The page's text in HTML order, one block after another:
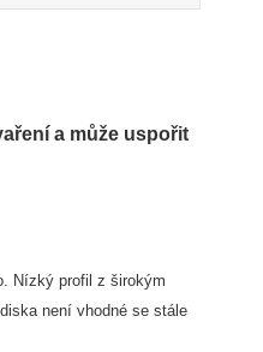
a může uspořit
Nízký profil z širokým
není vhodné se stále